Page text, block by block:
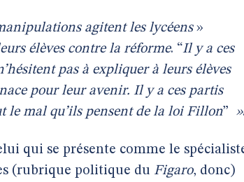
agitent les lycéens»
élèves contre la réforme. “Il y a ces
pas à expliquer à leurs élèves
pour leur avenir. Il y a ces partis
le mal qu’ils pensent de la loi Fillon” »
qui se présente comme le
(rubrique politique du Figaro, donc)